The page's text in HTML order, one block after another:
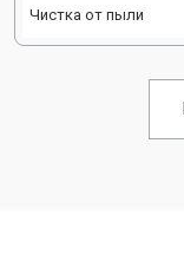
Чистка от пыли